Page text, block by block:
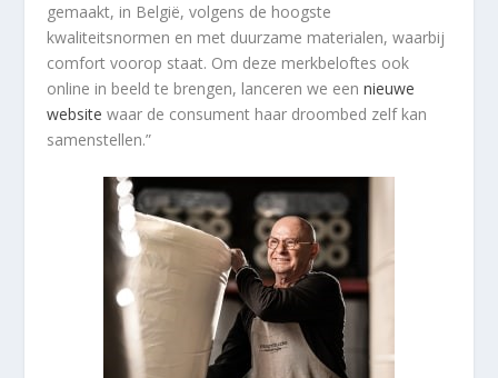
gemaakt, in België, volgens de hoogste
kwaliteitsnormen en met duurzame materialen, waarbij
comfort voorop staat. Om deze merkbeloftes ook
online in beeld te brengen, lanceren we eennieuwe
websitewaar de consument haar droombed zelf kan
samenstellen.”